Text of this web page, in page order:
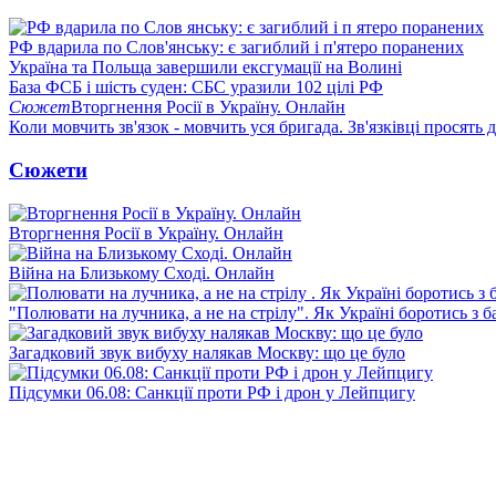
РФ вдарила по Слов'янську: є загиблий і п'ятеро поранених
Україна та Польща завершили ексгумації на Волині
База ФСБ і шість суден: СБС уразили 102 цілі РФ
СюжетВторгнення Росії в Україну. Онлайн
Коли мовчить зв'язок - мовчить уся бригада. Зв'язківці просять
Сюжети
Вторгнення Росії в Україну. Онлайн
Війна на Близькому Сході. Онлайн
"Полювати на лучника, а не на стрілу". Як Україні боротись з
Загадковий звук вибуху налякав Москву: що це було
Підсумки 06.08: Санкції проти РФ і дрон у Лейпцигу